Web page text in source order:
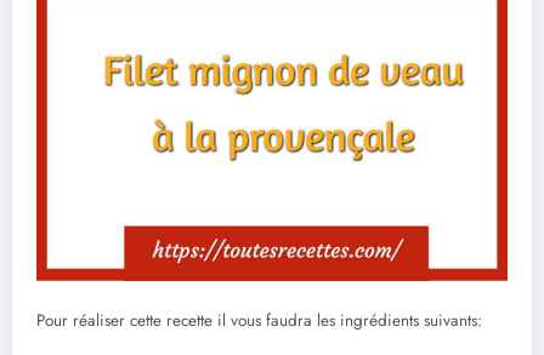
Pour réaliser cette recette il vous faudra les ingrédients suivants: